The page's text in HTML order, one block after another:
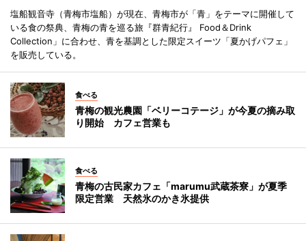
塩船観音寺（青梅市塩船）が現在、青梅市が「青」をテーマに開催して
いる食の祭典、青梅の青を巡る旅『群青紀行』 Food＆Drink
Collection」に合わせ、青を基調とした限定スイーツ「夏かげパフェ」
を販売している。
食べる
青梅の観光農園「ベリーコテージ」が今夏の摘み取
り開始 カフェ営業も
食べる
青梅の古民家カフェ「marumu武蔵茶寮」が夏季
限定営業 天然氷のかき氷提供